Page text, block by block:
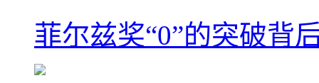
菲尔兹奖“0”的突破背